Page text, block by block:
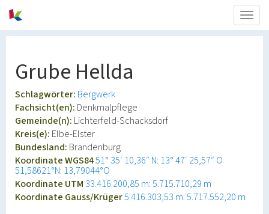
Grube Hellda
Schlagwörter: Bergwerk
Fachsicht(en): Denkmalpflege
Gemeinde(n): Lichterfeld-Schacksdorf
Kreis(e): Elbe-Elster
Bundesland: Brandenburg
Koordinate WGS8451° 35′ 10,36″ N: 13° 47′ 25,57″ O
51,58621°N: 13,79044°O
Koordinate UTM 33.416.200,85 m: 5.715.710,29 m
Koordinate Gauss/Krüger5.416.303,53 m: 5.717.552,20 m